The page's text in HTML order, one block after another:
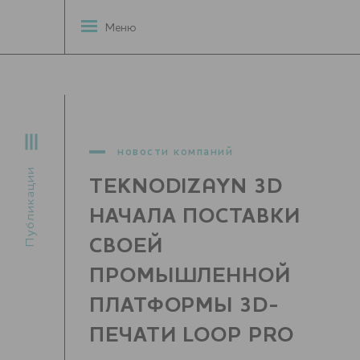
Публикации
Меню
новости компаний
TEKNODIZAYN 3D
НАЧАЛА ПОСТАВКИ
СВОЕЙ
ПРОМЫШЛЕННОЙ
ПЛАТФОРМЫ 3D-
ПЕЧАТИ LOOP PRO